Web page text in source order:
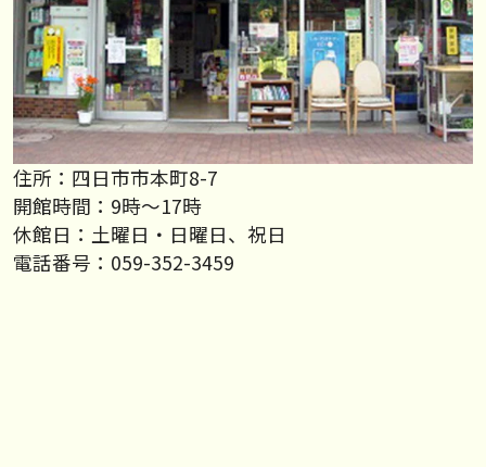
住所：四日市市本町8-7
開館時間：9時～17時
休館日：土曜日・日曜日、祝日
電話番号：059-352-3459